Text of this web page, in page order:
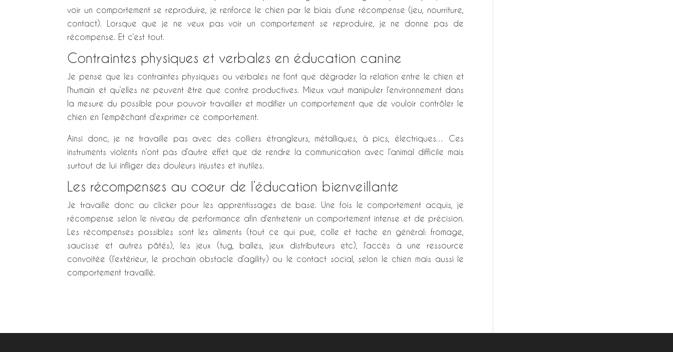
voir un comportement se reproduire, je renforce le chien par le biais d’une récompense (jeu, nourriture,
contact). Lorsque que je ne veux pas voir un comportement se reproduire, je ne donne pas de
récompense. Et c’est tout.
Contraintes physiques et verbales en éducation canine
Je pense que les contraintes physiques ou verbales ne font que dégrader la relation entre le chien et
l’humain et qu’elles ne peuvent être que contre productives. Mieux vaut manipuler l’environnement dans
la mesure du possible pour pouvoir travailler et modifier un comportement que de vouloir contrôler le
chien en l’empêchant d’exprimer ce comportement.
Ainsi donc, je ne travaille pas avec des colliers étrangleurs, métalliques, à pics, électriques… Ces
instruments violents n’ont pas d’autre effet que de rendre la communication avec l’animal difficile mais
surtout de lui infliger des douleurs injustes et inutiles.
Les récompenses au coeur de l’éducation bienveillante
Je travaille donc au clicker pour les apprentissages de base. Une fois le comportement acquis, je
récompense selon le niveau de performance afin d’entretenir un comportement intense et de précision.
Les récompenses possibles sont les aliments (tout ce qui pue, colle et tache en général: fromage,
saucisse et autres pâtés), les jeux (tug, balles, jeux distributeurs etc), l’accès à une ressource
convoitée (l’extérieur, le prochain obstacle d’agility) ou le contact social, selon le chien mais aussi le
comportement travaillé.